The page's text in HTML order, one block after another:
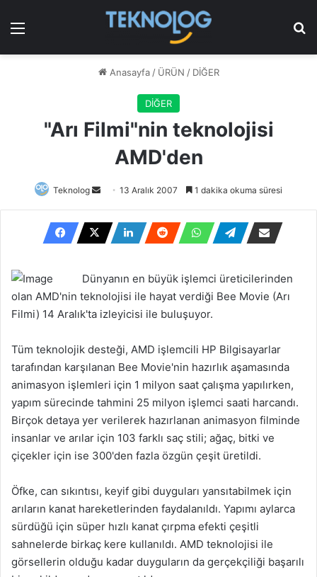
Menü
Anasayfa / ÜRÜN / DİĞER
DİĞER
"Arı Filmi"nin teknolojisi
AMD'den
Teknolog
Bir
posta
göndermek
13 Aralık 2007 1 dakika okuma süresi
Dünyanın en büyük işlemci üreticilerinden
olan AMD'nin teknolojisi ile hayat verdiği Bee Movie (Arı
Filmi) 14 Aralık'ta izleyicisi ile buluşuyor.
Tüm teknolojik desteği, AMD işlemcili HP Bilgisayarlar
tarafından karşılanan Bee Movie'nin hazırlık aşamasında
animasyon işlemleri için 1 milyon saat çalışma yapılırken,
yapım sürecinde tahmini 25 milyon işlemci saati harcandı.
Birçok detaya yer verilerek hazırlanan animasyon filminde
insanlar ve arılar için 103 farklı saç stili; ağaç, bitki ve
çiçekler için ise 300'den fazla özgün çeşit üretildi.
Öfke, can sıkıntısı, keyif gibi duyguları yansıtabilmek için
arıların kanat hareketlerinden faydalanıldı. Yapımı aylarca
sürdüğü için süper hızlı kanat çırpma efekti çeşitli
sahnelerde birkaç kere kullanıldı. AMD teknolojisi ile
görsellerin olduğu kadar duyguların da gerçekçiliği başarılı